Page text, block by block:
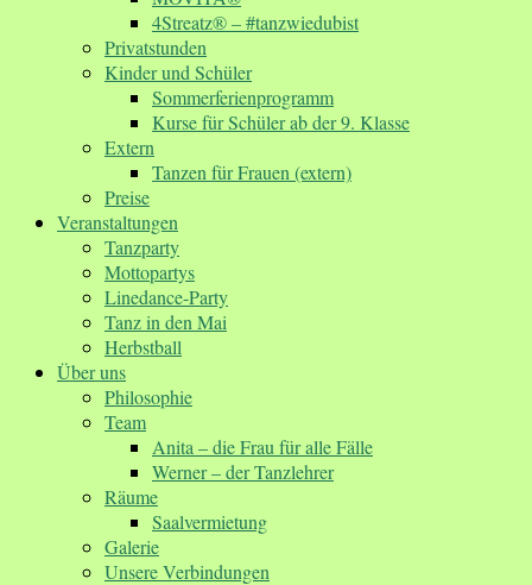
4Streatz® – #tanzwiedubist
Privatstunden
Kinder und Schüler
Sommerferienprogramm
Kurse für Schüler ab der 9. Klasse
Extern
Tanzen für Frauen (extern)
Preise
Veranstaltungen
Tanzparty
Mottopartys
Linedance-Party
Tanz in den Mai
Herbstball
Über uns
Philosophie
Team
Anita – die Frau für alle Fälle
Werner – der Tanzlehrer
Räume
Saalvermietung
Galerie
Unsere Verbindungen